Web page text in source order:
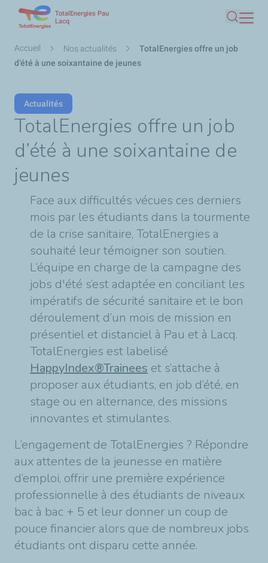
contenu
principal
TotalEnergies Pau
Lacq
Fil
d'Ariane
Accueil Nos actualités
TotalEnergies offre un job
d’été à une soixantaine de jeunes
Actualités
TotalEnergies offre un job
d’été à une soixantaine de
jeunes
Face aux difficultés vécues ces derniers
mois par les étudiants dans la tourmente
de la crise sanitaire, TotalEnergies a
souhaité leur témoigner son soutien.
L’équipe en charge de la campagne des
jobs d'été s’est adaptée en conciliant les
impératifs de sécurité sanitaire et le bon
déroulement d’un mois de mission en
présentiel et distanciel à Pau et à Lacq.
TotalEnergies est labelisé
HappyIndex®Trainees et s’attache à
proposer aux étudiants, en job d’été, en
stage ou en alternance, des missions
innovantes et stimulantes.
L’engagement de TotalEnergies ? Répondre
aux attentes de la jeunesse en matière
d’emploi, offrir une première expérience
professionnelle à des étudiants de niveaux
bac à bac + 5 et leur donner un coup de
pouce financier alors que de nombreux jobs
étudiants ont disparu cette année.